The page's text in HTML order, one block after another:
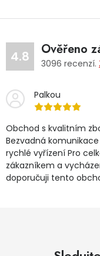
4.8 Ověřeno
3096 recenzí.
Palkou
Obchod s kvalitním
Bezvadná
rychlé vyřízení Pro
zákazníkem a
doporučuji tento